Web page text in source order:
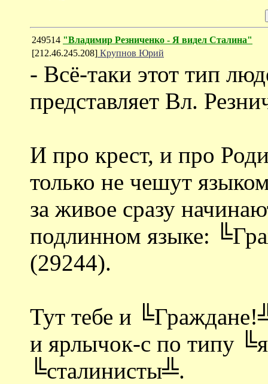
249514 "Владимир Резниченко - Я видел Сталина"
[212.46.245.208] Крупнов Юрий
- Всё-таки этот тип
представляет Вл.
И про крест, и про
только не чешут
за живое сразу
подлинном языке:
(29244).
Тут тебе и
и ярлычок-с по типу
╚сталинисты╩.